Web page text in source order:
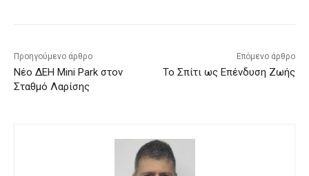
Προηγούμενο άρθρο
Νέο ΔΕΗ Mini Park στον
Σταθμό Λαρίσης
Επόμενο άρθρο
Το Σπίτι ως Επένδυση Ζωής